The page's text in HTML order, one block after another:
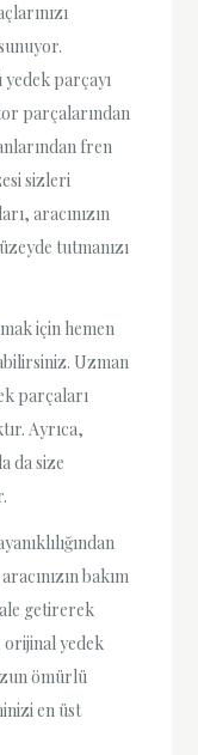
parçayı
parçalarından
fren
sizleri
aracınızın
tutmanızı
için hemen
Uzman
parçaları
Ayrıca,
da size
bakım
getirerek
orijinal yedek
ömürlü
en üst